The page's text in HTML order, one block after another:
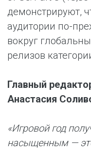
демонстрируют,
аудитории по-
вокруг
релизов
Главный
Анастасия
«Игровой год
насыщенным —